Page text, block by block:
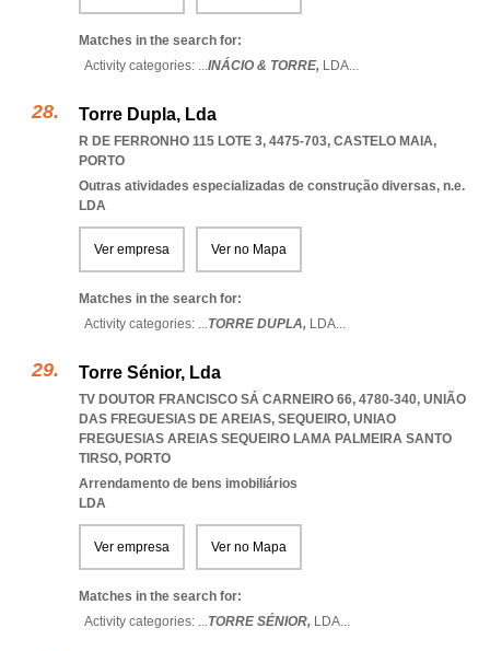
Matches in the search for:
Activity categories: ...INÁCIO & TORRE, LDA...
Torre Dupla, Lda
R DE FERRONHO 115 LOTE 3, 4475-703, CASTELO MAIA,
PORTO
Outras atividades especializadas de construção diversas, n.e.
LDA
Ver empresa Ver no Mapa
Matches in the search for:
Activity categories: ...TORRE DUPLA, LDA...
Torre Sénior, Lda
TV DOUTOR FRANCISCO SÁ CARNEIRO 66, 4780-340, UNIÃO
DAS FREGUESIAS DE AREIAS, SEQUEIRO, UNIAO
FREGUESIAS AREIAS SEQUEIRO LAMA PALMEIRA SANTO
TIRSO, PORTO
Arrendamento de bens imobiliários
LDA
Ver empresa Ver no Mapa
Matches in the search for:
Activity categories: ...TORRE SÉNIOR, LDA...